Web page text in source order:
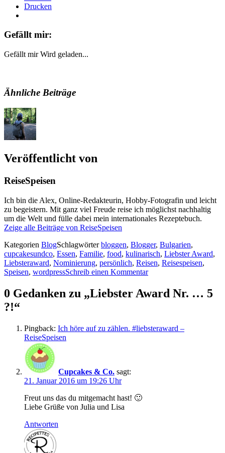
Drucken
Gefällt mir:
Gefällt mir Wird geladen...
Ähnliche Beiträge
Veröffentlicht von
ReiseSpeisen
Ich bin die Alex, Online-Redakteurin, Hobby-Fotografin und leicht
zu begeistern. Mit ganz viel Freude reise ich möglichst nachhaltig
um die Welt und fülle dabei mein internationales Rezeptebuch.
Zeige alle Beiträge von ReiseSpeisen
Kategorien BlogSchlagwörterbloggen, Blogger, Bulgarien,
cupcakesundco, Essen, Familie, food, kulinarisch, Liebster Award,
Liebsteraward, Nominierung, persönlich, Reisen, Reisespeisen,
Speisen, wordpressSchreib einen Kommentar
0 Gedanken zu „Liebster Award Nr. … 5
?!“
Pingback: Ich höre auf zu zählen. #liebsteraward –
ReiseSpeisen
Cupcakes & Co. sagt:
21. Januar 2016 um 19:26 Uhr
Freut uns das du mitgemacht hast! 🙂
Liebe Grüße von Julia und Lisa
Antworten